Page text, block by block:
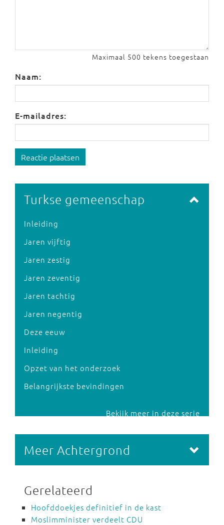
Maximaal 500 tekens toegestaan
Naam:
E-mailadres:
Reactie plaatsen
Turkse gemeenschap
Inleiding
Jaren vijftig
Jaren zestig
Jaren zeventig
Jaren tachtig
Jaren negentig
Deze eeuw
Inleiding
Opzet van het onderzoek
Belangrijkste bevindingen
Bekijk meer in deze serie
Meer Achtergrond
Gerelateerd
Hoofddoekjes definitief in de kast
Moslimminister verdeelt CDU